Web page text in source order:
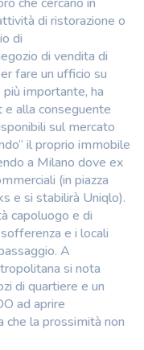
di ristorazione o
di
di vendita di
fare un ufficio su
più importante, ha
alla conseguente
sul mercato
il proprio immobile
a Milano dove ex
(in piazza
e si stabilirà Uniqlo).
capoluogo e di
e i locali
A
si nota
di quartiere e un
ad aprire
la prossimità non